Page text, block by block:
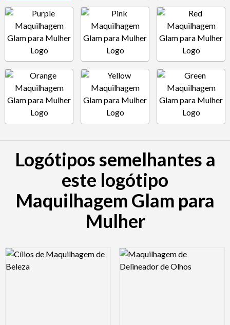
Logótipos semelhantes a
este logótipo
Maquilhagem Glam para
Mulher
Logo Preview Image Logo Preview Image